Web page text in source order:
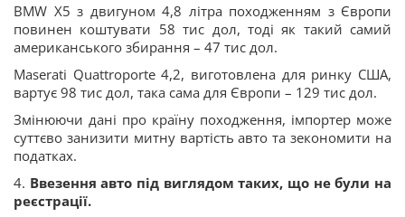
BMW X5 з двигуном 4,8 літра походженням з Європи
повинен коштувати 58 тис дол, тоді як такий самий
американського збирання – 47 тис дол.
Maserati Quattroporte 4,2, виготовлена для ринку США,
вартує 98 тис дол, така сама для Європи – 129 тис дол.
Змінюючи дані про країну походження, імпортер може
суттєво занизити митну вартість авто та зекономити на
податках.
4. Ввезення авто під виглядом таких, що не були на
реєстрації.